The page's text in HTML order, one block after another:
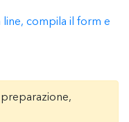
compila il form e